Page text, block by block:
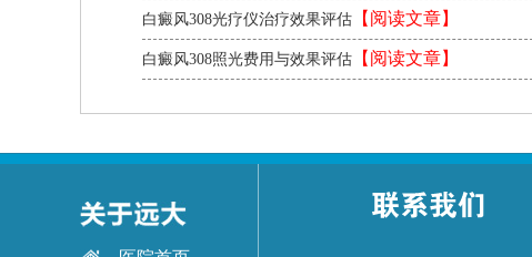
章】
白癜风308光疗仪治疗效果评估 【阅读文章】
白癜风308照光费用与效果评估 【阅读文章】